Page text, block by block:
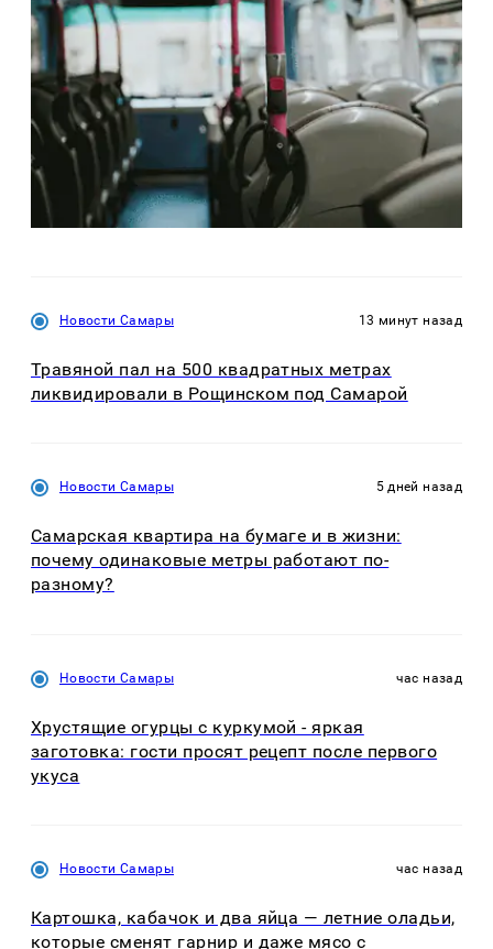
Новости Самары 13 минут назад
Травяной пал на 500 квадратных метрах
ликвидировали в Рощинском под Самарой
Новости Самары 5 дней назад
Самарская квартира на бумаге и в жизни:
почему одинаковые метры работают по-
разному?
Новости Самары час назад
Хрустящие огурцы с куркумой - яркая
заготовка: гости просят рецепт после первого
укуса
Новости Самары час назад
Картошка, кабачок и два яйца — летние оладьи,
которые сменят гарнир и даже мясо с